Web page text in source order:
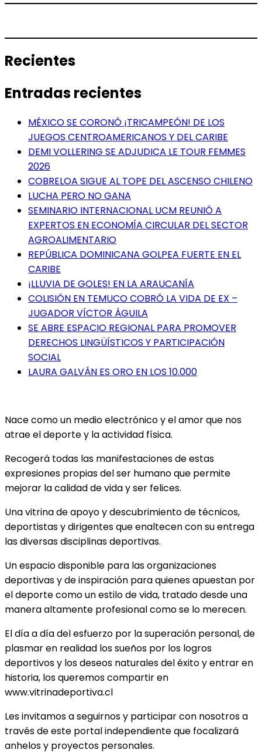
Recientes
Entradas recientes
MÉXICO SE CORONÓ ¡TRICAMPEÓN! DE LOS
JUEGOS CENTROAMERICANOS Y DEL CARIBE
DEMI VOLLERING SE ADJUDICA LE TOUR FEMMES
2026
COBRELOA SIGUE AL TOPE DEL ASCENSO CHILENO
LUCHA PERO NO GANA
SEMINARIO INTERNACIONAL UCM REUNIÓ A
EXPERTOS EN ECONOMÍA CIRCULAR DEL SECTOR
AGROALIMENTARIO
REPÚBLICA DOMINICANA GOLPEA FUERTE EN EL
CARIBE
¡LLUVIA DE GOLES! EN LA ARAUCANÍA
COLISIÓN EN TEMUCO COBRÓ LA VIDA DE EX –
JUGADOR VÍCTOR ÁGUILA
SE ABRE ESPACIO REGIONAL PARA PROMOVER
DERECHOS LINGÜÍSTICOS Y PARTICIPACIÓN
SOCIAL
LAURA GALVÁN ES ORO EN LOS 10.000
Nace como un medio electrónico y el amor que nos
atrae el deporte y la actividad física.
Recogerá todas las manifestaciones de estas
expresiones propias del ser humano que permite
mejorar la calidad de vida y ser felices.
Una vitrina de apoyo y descubrimiento de técnicos,
deportistas y dirigentes que enaltecen con su entrega
las diversas disciplinas deportivas.
Un espacio disponible para las organizaciones
deportivas y de inspiración para quienes apuestan por
el deporte como un estilo de vida, tratado desde una
manera altamente profesional como se lo merecen.
El día a día del esfuerzo por la superación personal, de
plasmar en realidad los sueños por los logros
deportivos y los deseos naturales del éxito y entrar en
historia, los queremos compartir en
www.vitrinadeportiva.cl
Les invitamos a seguirnos y participar con nosotros a
través de este portal independiente que focalizará
anhelos y proyectos personales.